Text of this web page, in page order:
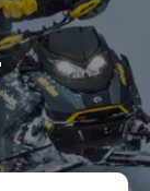
Verkstad
KAMPANJ
BRP
& Skylift